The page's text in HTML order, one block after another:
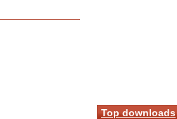
Top downloads